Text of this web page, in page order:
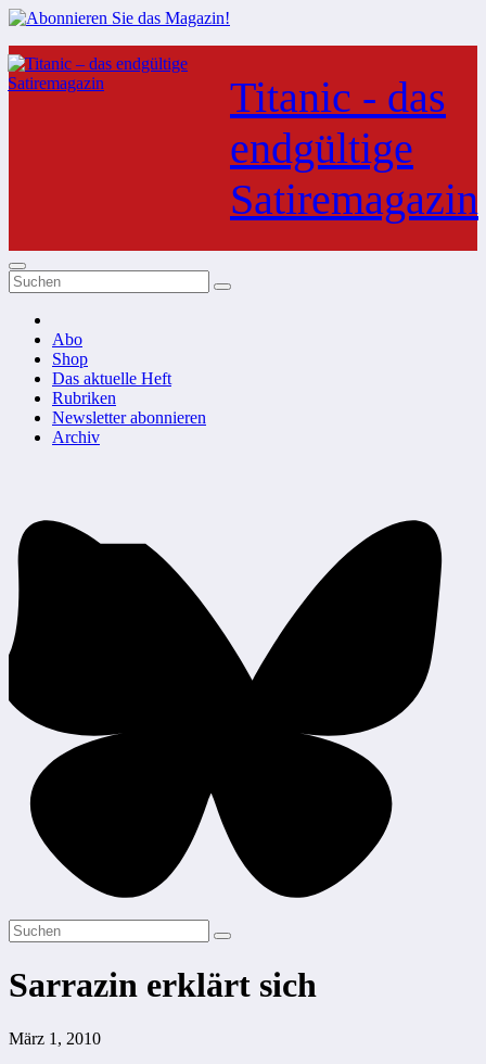
Zum
Inhalt
springen
Titanic - das
endgültige
Satiremagazin
Abo
Shop
Das aktuelle Heft
Rubriken
Newsletter abonnieren
Archiv
Sarrazin erklärt sich
März 1, 2010